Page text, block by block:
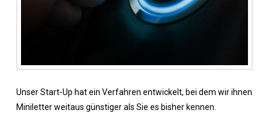
Unser Start-Up hat ein Verfahren entwickelt, bei dem wir ihnen
Miniletter weitaus günstiger als Sie es bisher kennen.